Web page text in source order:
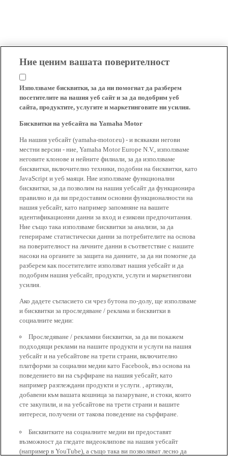
Ние ценим вашата поверителност
Използваме бисквитки, за да ни помогнат да разберем
посетителите на нашия уеб сайт и за да подобрим уеб
сайта, продуктите, услугите и маркетинговите ни усилия.
Бисквитки на уебсайта на Yamaha Motor
На нашия уебсайт (yamaha-motor.eu) - и всякакви негови
местни версии - ние, Yamaha Motor Europe N.V., използваме
неговите клонове и нейните филиали, за да използваме
бисквитки, включително техники, подобни на бисквитки, като
JavaScript и уеб маяци. Ние използваме функционални
бисквитки, за да позволим на нашия уебсайт да функционира
правилно и да ви предоставим основни функционалности на
нашия уебсайт, като например запомняне на вашите
идентификационни данни за вход и езикови предпочитания.
Ние също така използваме бисквитки за анализи, за да
генерираме статистически данни за потребителите на основа
на поверителност на личните данни в съответствие с нашите
насоки на органите за защита на данните, за да ни помогне да
разберем как посетителите използват нашия уебсайт и да
подобрим нашия уебсайт, продукти, услуги и маркетингови
усилия.
Ако дадете съгласието си чрез бутона по-долу, ще използваме
и бисквитки за проследяване / реклама и бисквитки в
социалните медии:
Проследяване / рекламни бисквитки, за да ви покажем
подходящи реклами на нашите продукти и услуги на нашия
уебсайт и на уебсайтове на трети страни, включително
платформи за социални медии като Facebook, въз основа на
поведението ви на сърфиране на нашия уебсайт, като
например разглеждани продукти и услуги. , артикули,
добавени към вашата кошница за пазаруване, и стоки, които
сте закупили, и на уебсайтове на трети страни и вашите
интереси, получени от такова поведение на сърфиране.
Бисквитките на социалните медии ви предоставят
възможност да гледате видеоклипове на нашия уебсайт
(например в YouTube), а също така ви позволяват лесно да